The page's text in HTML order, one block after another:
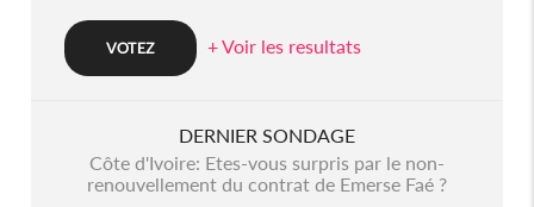
+ Voir les resultats
DERNIER SONDAGE
Côte d'Ivoire: Etes-vous surpris par le non-
renouvellement du contrat de Emerse Faé ?